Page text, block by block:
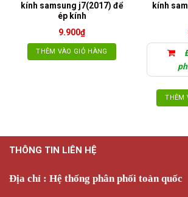
kính samsung j7(2017) để
ép kính
9.900₫
THÊM VÀO GIỎ HÀNG
kính
THÊM
THÔNG TIN LIÊN HỆ
Địa chỉ : Hệ thống phân phối toàn quốc